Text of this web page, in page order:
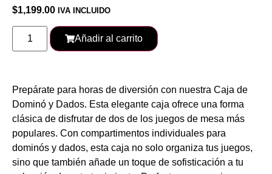
$1,199.00 IVA INCLUIDO
Añadir al carrito
Prepárate para horas de diversión con nuestra Caja de
Dominó y Dados. Esta elegante caja ofrece una forma
clásica de disfrutar de dos de los juegos de mesa más
populares. Con compartimentos individuales para
dominós y dados, esta caja no solo organiza tus juegos,
sino que también añade un toque de sofisticación a tu